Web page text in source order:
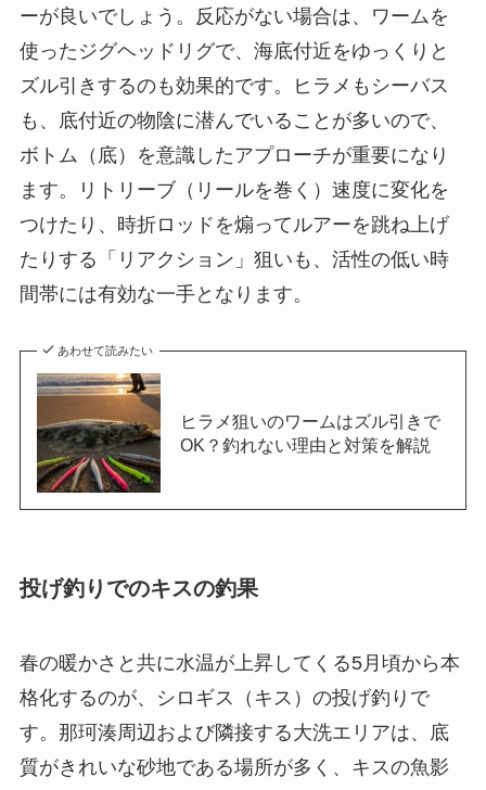
ーが良いでしょう。反応がない場合は、ワームを
使ったジグヘッドリグで、海底付近をゆっくりと
ズル引きするのも効果的です。ヒラメもシーバス
も、底付近の物陰に潜んでいることが多いので、
ボトム（底）を意識したアプローチが重要になり
ます。リトリーブ（リールを巻く）速度に変化を
つけたり、時折ロッドを煽ってルアーを跳ね上げ
たりする「リアクション」狙いも、活性の低い時
間帯には有効な一手となります。
あわせて読みたい
ヒラメ狙いのワームはズル引きで
OK？釣れない理由と対策を解説
投げ釣りでのキスの釣果
春の暖かさと共に水温が上昇してくる5月頃から本
格化するのが、シロギス（キス）の投げ釣りで
す。那珂湊周辺および隣接する大洗エリアは、底
質がきれいな砂地である場所が多く、キスの魚影